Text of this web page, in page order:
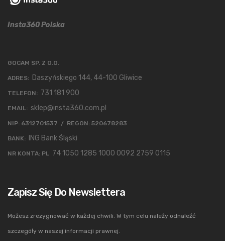
Insta360 Polska
GOCAM SP. Z O.O.
ADRES: Daszyńskiego 144, 44-100 Gliwice
TELEFON: 731 181 900
EMAIL: sklep@insta360.com.pl
NIP: 6312701537 / REGON: 520678283
BANK: ING Bank Śląski
NR KONTA: PL 74 1050 1285 1000 0092 2759 0115
Zapisz Się Do Newslettera
Możesz zrezygnować w każdej chwili. W tym celu należy odnaleźć
szczegóły w naszej informacji prawnej.